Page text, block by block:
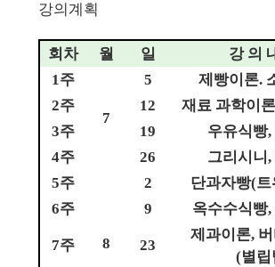
강의계획
회차 월 일
강 의
1주
7
5 제빵이론.
2주 12 재료 과학이
3주 19 우유식빵,
4주 26 그리시니,
5주
8
2 단과자빵(
6주 9 옥수수식빵,
7주 23
제과이론,
(별립